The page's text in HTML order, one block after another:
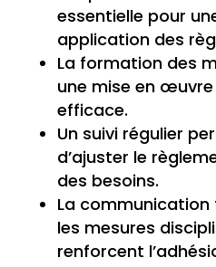
essentielle pour
application des
La formation des
une mise en
efficace.
Un suivi régulier
d’ajuster le
des besoins.
La
les mesures
renforcent